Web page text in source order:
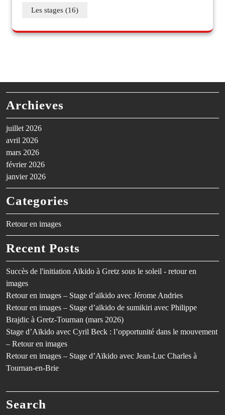
Les stages (16)
Archieves
juillet 2026
avril 2026
mars 2026
février 2026
janvier 2026
Categories
Retour en images
Recent Posts
Succès de l'initiation Aïkido à Gretz sous le soleil - retour en
images
Retour en images – Stage d’aïkido avec Jérome Andries
Retour en images – Stage d’aïkido de sumikiri avec Philippe
Brajdic à Gretz-Tournan (mars 2026)
Stage d’Aïkido avec Cyril Beck : l’opportunité dans le mouvement
– Retour en images
Retour en images – Stage d’Aïkido avec Jean-Luc Charles à
Tournan-en-Brie
Search